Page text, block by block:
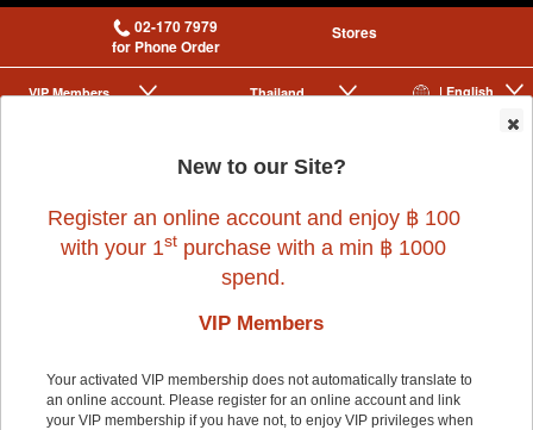
02-170 7979
for Phone Order
Stores
| English
Thailand
VIP Membership
|
New to our Site?
Register an online account and enjoy ฿ 100
with your 1st purchase with a min ฿ 1000
spend.
VIP Members
Your activated VIP membership does not automatically translate to
an online account. Please register for an online account and link
your VIP membership if you have not, to enjoy VIP privileges when